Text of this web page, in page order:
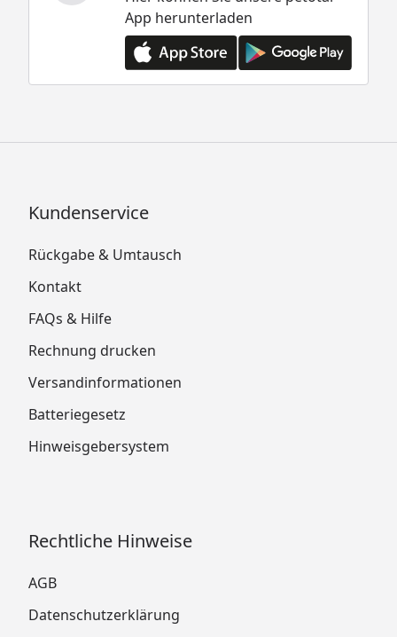
App herunterladen
Kundenservice
Rückgabe & Umtausch
Kontakt
FAQs & Hilfe
Rechnung drucken
Versandinformationen
Batteriegesetz
Hinweisgebersystem
Rechtliche Hinweise
AGB
Datenschutzerklärung